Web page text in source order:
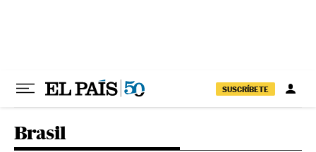
SUSCRÍBETE
Brasil